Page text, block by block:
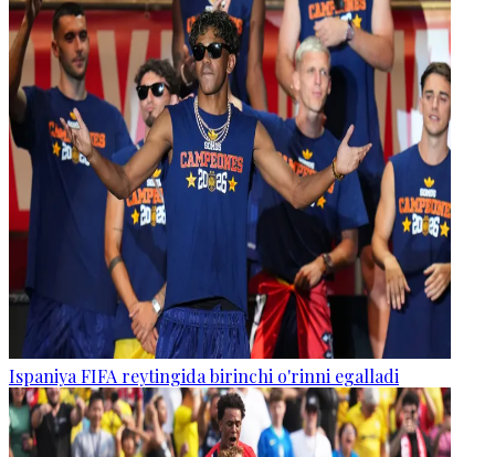
Ispaniya FIFA reytingida birinchi o'rinni egalladi